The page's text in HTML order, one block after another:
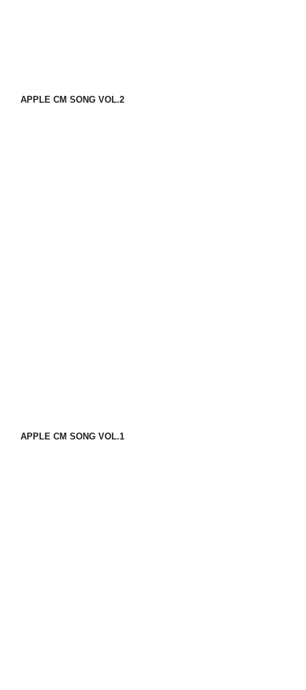
APPLE CM SONG VOL.2
APPLE CM SONG VOL.1